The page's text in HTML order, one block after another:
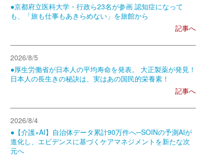
●京都府立医科大学・行政ら23名が参画 認知症になって
も、「旅も仕事もあきらめない」を旅館から
記事へ
2026/8/5
●厚生労働省が日本人の平均寿命を発表。 大正製薬が発見！
日本人の長生きの秘訣は、実はあの国民的栄養素！
記事へ
2026/8/4
●【介護×AI】自治体データ累計90万件へ─SOINの予測AIが
進化し、エビデンスに基づくケアマネジメントを新たな次
元へ